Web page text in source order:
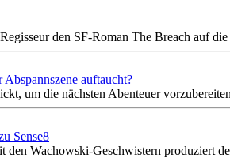
den SF-Roman The Breach auf
auftaucht?
um die nächsten Abenteuer
Sense8
Wachowski-Geschwistern produziert